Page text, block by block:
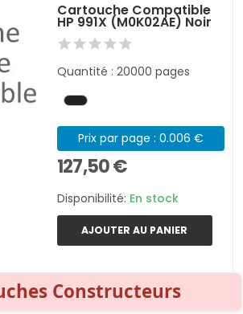
Cartouche Compatible
HP 991X (M0K02AE) Noir
Quantité : 20000 pages
Prix par page : 0.006 €
127,50 €
Disponibilité: En stock
AJOUTER AU PANIER
Constructeurs